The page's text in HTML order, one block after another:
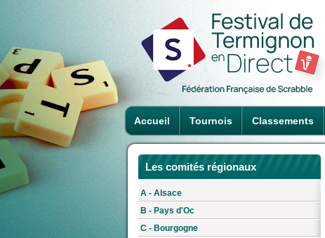
Accueil Tournois Classements
Les comités régionaux
A - Alsace
B - Pays d'Oc
C - Bourgogne